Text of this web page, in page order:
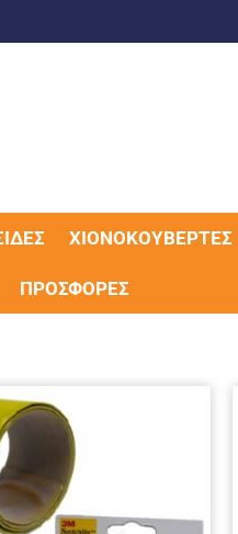
ΧΙΟΝΟΚΟΥΒΈΡΤΕΣ
ΠΡΟΣΦΟΡΈΣ